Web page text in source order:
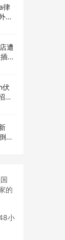
律
观
卖
遭
画
伏
计
的
小